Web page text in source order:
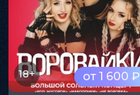
от 1 600 ₽
18+